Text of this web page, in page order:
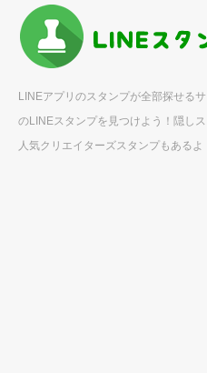
LINEアプリのスタンプが全部探せる
のLINEスタンプを見つけよう！隠し
人気クリエイターズスタンプもあるよ